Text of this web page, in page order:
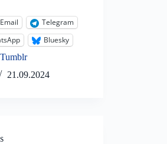
Email
Telegram
Bluesky
21.09.2024